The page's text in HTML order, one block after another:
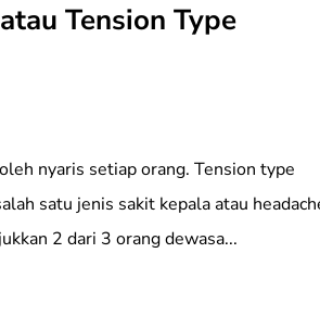
Tension Type
nyaris setiap orang. Tension type
satu jenis sakit kepala atau
2 dari 3 orang dewasa...